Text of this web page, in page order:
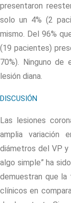
presentaron
solo un 4% (2
mismo. Del 96%
(19 pacientes)
70%). Ninguno de
lesión diana.
DISCUSIÓN
Las lesiones
amplia variación
diámetros del VP y
algo simple” ha
demuestran que
clínicos en